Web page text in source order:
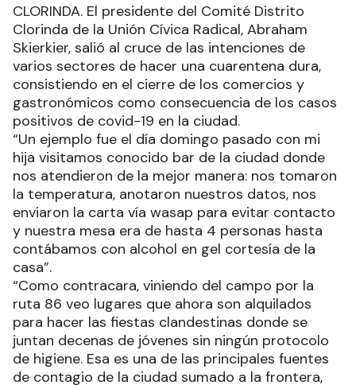
CLORINDA. El presidente del Comité Distrito
Clorinda de la Unión Cívica Radical, Abraham
Skierkier, salió al cruce de las intenciones de
varios sectores de hacer una cuarentena dura,
consistiendo en el cierre de los comercios y
gastronómicos como consecuencia de los casos
positivos de covid-19 en la ciudad.
“Un ejemplo fue el día domingo pasado con mi
hija visitamos conocido bar de la ciudad donde
nos atendieron de la mejor manera: nos tomaron
la temperatura, anotaron nuestros datos, nos
enviaron la carta vía wasap para evitar contacto
y nuestra mesa era de hasta 4 personas hasta
contábamos con alcohol en gel cortesía de la
casa”.
“Como contracara, viniendo del campo por la
ruta 86 veo lugares que ahora son alquilados
para hacer las fiestas clandestinas donde se
juntan decenas de jóvenes sin ningún protocolo
de higiene. Esa es una de las principales fuentes
de contagio de la ciudad sumado a la frontera,